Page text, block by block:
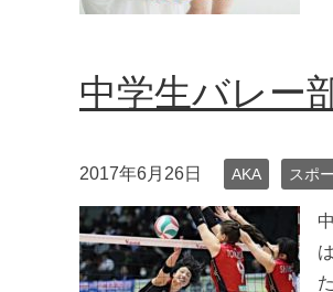
中学生バレー
2017年6月26日 AKA スポ